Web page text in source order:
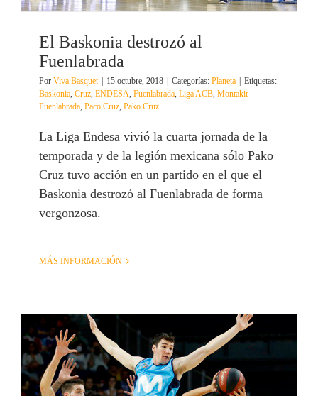
El Baskonia destrozó al
Fuenlabrada
Por Viva Basquet 15 octubre, 2018 Categorías: Planeta
Etiquetas:
Baskonia, Cruz, ENDESA, Fuenlabrada, Liga ACB, Montakit
Fuenlabrada, Paco Cruz, Pako Cruz
La Liga Endesa vivió la cuarta jornada de la
temporada y de la legión mexicana sólo Pako
Cruz tuvo acción en un partido en el que el
Baskonia destrozó al Fuenlabrada de forma
vergonzosa.
MÁS INFORMACIÓN